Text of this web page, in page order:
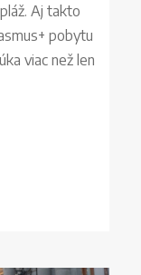
Aj takto
pobytu
viac než len